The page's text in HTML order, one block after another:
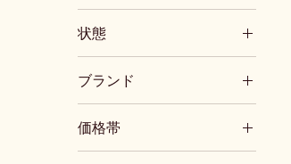
状態
中古
新品
ブランド
YAMAHA
価格帯
～30万円